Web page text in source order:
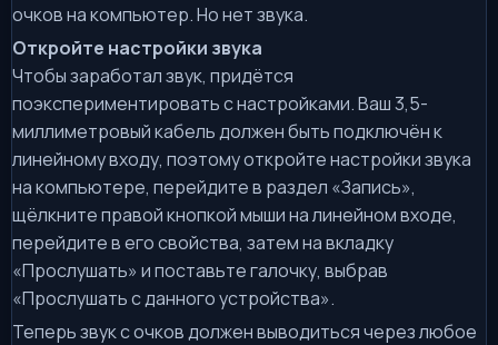
очков на компьютер. Но нет звука.
Откройте настройки звука
Чтобы заработал звук, придётся
поэкспериментировать с настройками. Ваш 3,5-
миллиметровый кабель должен быть подключён к
линейному входу, поэтому откройте настройки звука
на компьютере, перейдите в раздел «Запись»,
щёлкните правой кнопкой мыши на линейном входе,
перейдите в его свойства, затем на вкладку
«Прослушать» и поставьте галочку, выбрав
«Прослушать с данного устройства».
Теперь звук с очков должен выводиться через любое